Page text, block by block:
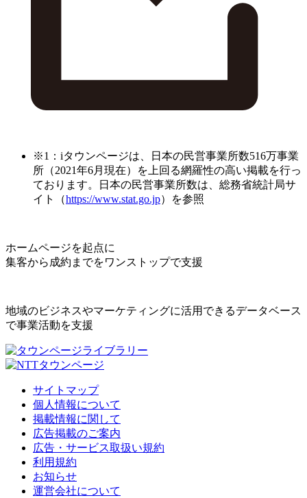
※1：iタウンページは、日本の民営事業所数516万事業
所（2021年6月現在）を上回る網羅性の高い掲載を行っ
ております。日本の民営事業所数は、総務省統計局サ
イト（https://www.stat.go.jp）を参照
ホームページを起点に
集客から成約までをワンストップで支援
地域のビジネスやマーケティングに活用できるデータベース
で事業活動を支援
サイトマップ
個人情報について
掲載情報に関して
広告掲載のご案内
広告・サービス取扱い規約
利用規約
お知らせ
運営会社について